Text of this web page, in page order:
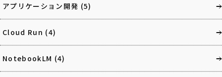
アプリケーション開発 (5)
Cloud Run (4)
NotebookLM (4)